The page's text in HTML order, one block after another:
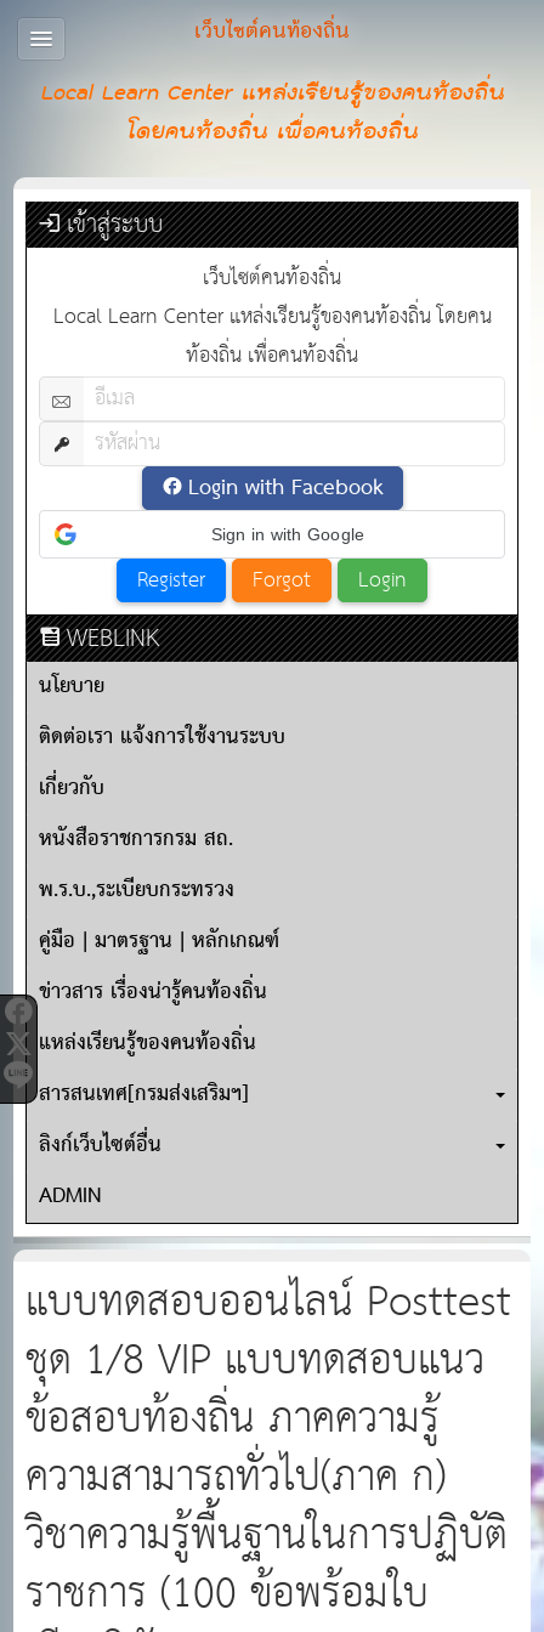
เว็บไซต์คนท้องถิ่น
Local Learn Center แหล่งเรียนรู้ของคนท้องถิ่น
โดยคนท้องถิ่น เพื่อคนท้องถิ่น
เข้าสู่ระบบ
เว็บไซต์คนท้องถิ่น
Local Learn Center แหล่งเรียนรู้ของคนท้องถิ่น โดยคน
ท้องถิ่น เพื่อคนท้องถิ่น
Login with Facebook
Sign in with Google
WEBLINK
นโยบาย
ติดต่อเรา แจ้งการใช้งานระบบ
เกี่ยวกับ
หนังสือราชการกรม สถ.
พ.ร.บ.,ระเบียบกระทรวง
คู่มือ | มาตรฐาน | หลักเกณฑ์
ข่าวสาร เรื่องน่ารู้คนท้องถิ่น
แหล่งเรียนรู้ของคนท้องถิ่น
สารสนเทศ[กรมส่งเสริมฯ]
ลิงก์เว็บไซต์อื่น
ADMIN
แบบทดสอบออนไลน์ Posttest
ชุด 1/8 VIP แบบทดสอบแนว
ข้อสอบท้องถิ่น ภาคความรู้
ความสามารถทั่วไป(ภาค ก)
วิชาความรู้พื้นฐานในการปฏิบัติ
ราชการ (100 ข้อพร้อมใบ